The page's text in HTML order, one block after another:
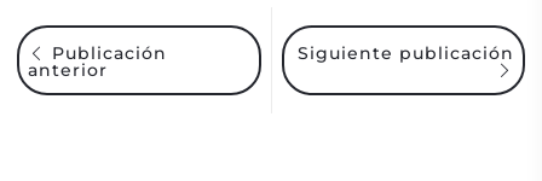
Siguiente publicación
Publicación
anterior